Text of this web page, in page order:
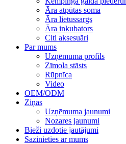
Āra atpūtas soma
Āra lietussargs
Āra inkubators
Citi aksesuāri
Par mums
Uzņēmuma profils
Zīmola stāsts
Rūpnīca
Video
OEM/ODM
Ziņas
Uzņēmuma jaunumi
Nozares jaunumi
Bieži uzdotie jautājumi
Sazinieties ar mums